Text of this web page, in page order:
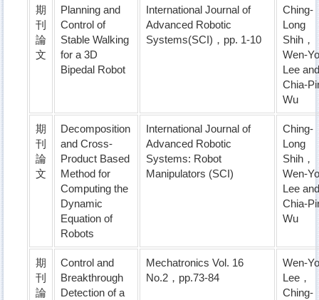
期
刊
論
文
Planning and
Control of
Stable Walking
for a 3D
Bipedal Robot
International Journal of
Advanced Robotic
Systems(SCI)，pp. 1-10
Ching-
Long
Shih，
Wen-Yo
Lee and
Chia-
Wu
期
刊
論
文
Decomposition
and Cross-
Product Based
Method for
Computing the
Dynamic
Equation of
Robots
International Journal of
Advanced Robotic
Systems: Robot
Manipulators (SCI)
Ching-
Long
Shih，
Wen-Yo
Lee and
Chia-
Wu
期
刊
論
Control and
Breakthrough
Detection of a
Mechatronics Vol. 16
No.2，pp.73-84
Wen-Yo
Lee，
Ching-